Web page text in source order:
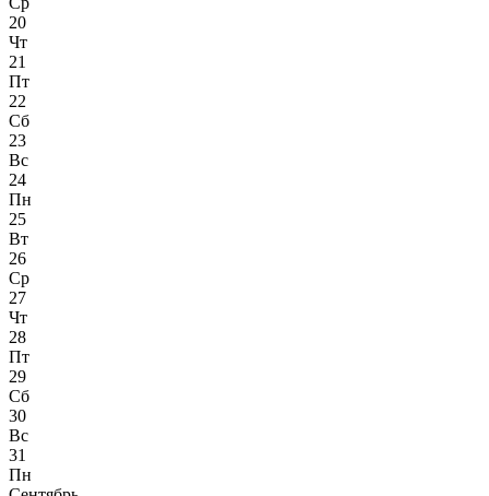
20
Чт
21
Пт
22
Сб
23
Вс
24
Пн
25
Вт
26
Ср
27
Чт
28
Пт
29
Сб
30
Вс
31
Пн